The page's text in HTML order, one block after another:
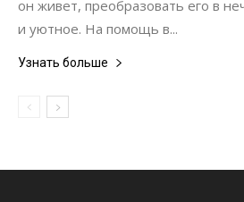
он живет, преобразовать его в
и уютное. На помощь в...
Узнать больше